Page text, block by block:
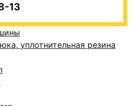
13
уплотнительная резина